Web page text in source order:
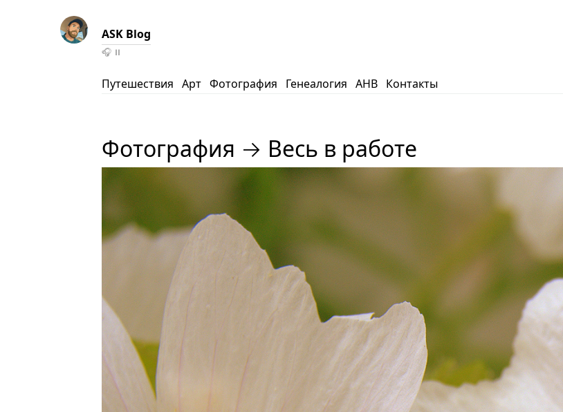
ASK Blog
🎧 ⏸️
Путешествия Арт Фотография Генеалогия АНВ Контакты
Фотография → Весь в работе